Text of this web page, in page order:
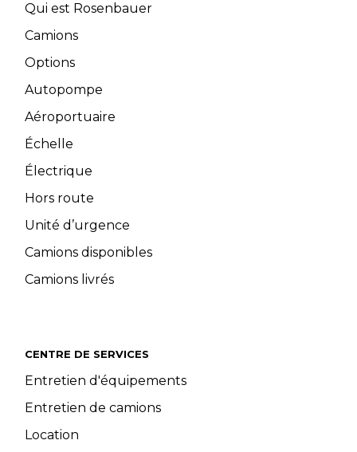
Qui est Rosenbauer
Camions
Options
Autopompe
Aéroportuaire
Échelle
Électrique
Hors route
Unité d’urgence
Camions disponibles
Camions livrés
CENTRE DE SERVICES
Entretien d'équipements
Entretien de camions
Location